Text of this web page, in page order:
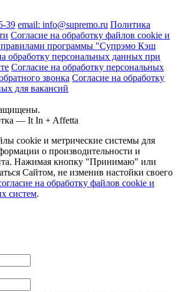
39 email: info@supremo.ru Политика
Согласие на обработку файлов cookie и
правилами программы "Супрэмо Кэш
обработку персональных данных при
Согласие на обработку персональных
звонка Согласие на обработку
для вакансий
— It In + Affetta
cookie и метрические системы для
о производительности и
Нажимая кнопку "Принимаю" или
Сайтом, не изменив настойки своего
на обработку файлов cookie и
систем.